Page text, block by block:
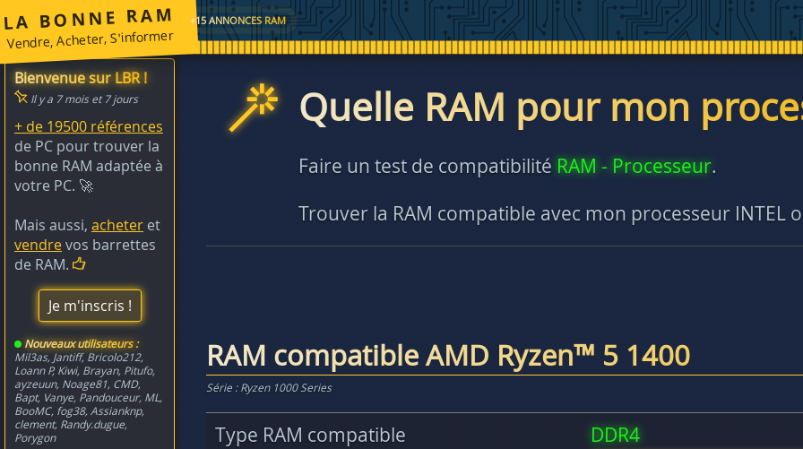
LA BONNE RAM
Vendre, Acheter, S'informer
+15 ANNONCES RAM
Quelle RAM pour mon
Faire un test de compatibilité RAM - Processeur.
Trouver la RAM compatible avec mon processeur INTEL
RAM compatible AMD Ryzen™ 5 1400
Série : Ryzen 1000 Series
Type RAM compatible DDR4
Bienvenue sur LBR !
Il y a 7 mois et 7 jours
+ de 19500 références
de PC pour trouver la
bonne RAM adaptée à
votre PC. 🚀
Mais aussi, acheter et
vendrevos barrettes
de RAM.
Je m'inscris !
Nouveaux utilisateurs :
Mil3as, Jantiff, Bricolo212,
Loann P,Kiwi, Brayan, Pitufo,
ayzeuun, Noage81, CMD,
Bapt, Vanye, Pandouceur, ML,
BooMC, fog38, Assianknp,
clement, Randy.dugue,
Porygon